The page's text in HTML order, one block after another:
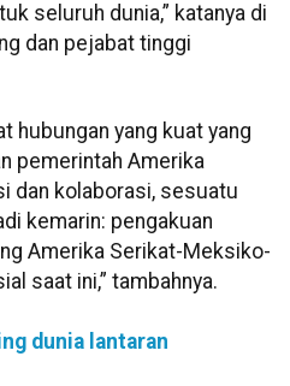
seluruh dunia,” katanya di
dan pejabat tinggi
hubungan yang kuat yang
pemerintah Amerika
dan kolaborasi, sesuatu
kemarin: pengakuan
Amerika Serikat-Meksiko-
saat ini,” tambahnya.
dunia lantaran